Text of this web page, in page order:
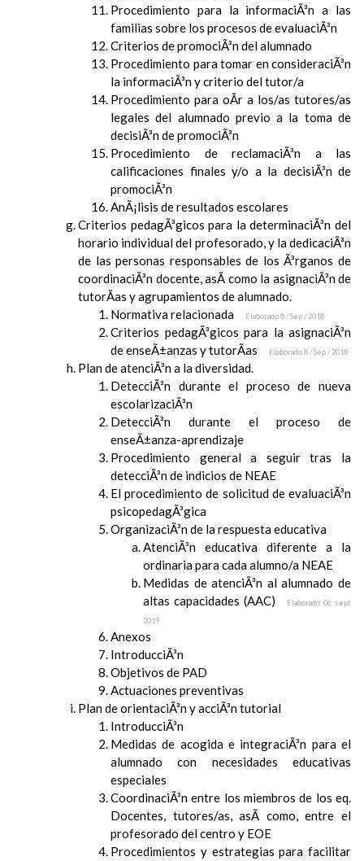
Procedimiento para la informaciÃ³n a las
familias sobre los procesos de evaluaciÃ³n
Criterios de promociÃ³n del alumnado
Procedimiento para tomar en consideraciÃ³n
la informaciÃ³n y criterio del tutor/a
Procedimiento para oÃ­r a los/as tutores/as
legales del alumnado previo a la toma de
decisiÃ³n de promociÃ³n
Procedimiento de reclamaciÃ³n a las
calificaciones finales y/o a la decisiÃ³n de
promociÃ³n
AnÃ¡lisis de resultados escolares
Criterios pedagÃ³gicos para la determinaciÃ³n del
horario individual del profesorado, y la dedicaciÃ³n
de las personas responsables de los Ã³rganos de
coordinaciÃ³n docente, asÃ­ como la asignaciÃ³n de
tutorÃ­as y agrupamientos de alumnado.
Normativa relacionada
Elaborado 8 / Sep / 2018
Criterios pedagÃ³gicos para la asignaciÃ³n
de enseÃ±anzas y tutorÃ­as
Elaborado 8 / Sep / 2018
Plan de atenciÃ³n a la diversidad.
DetecciÃ³n durante el proceso de nueva
escolarizaciÃ³n
DetecciÃ³n durante el proceso de
enseÃ±anza-aprendizaje
Procedimiento general a seguir tras la
detecciÃ³n de indicios de NEAE
El procedimiento de solicitud de evaluaciÃ³n
psicopedagÃ³gica
OrganizaciÃ³n de la respuesta educativa
AtenciÃ³n educativa diferente a la
ordinaria para cada alumno/a NEAE
Medidas de atenciÃ³n al alumnado de
altas capacidades (AAC)
Elaborado 06 sept
2019
Anexos
IntroducciÃ³n
Objetivos de PAD
Actuaciones preventivas
Plan de orientaciÃ³n y acciÃ³n tutorial
IntroducciÃ³n
Medidas de acogida e integraciÃ³n para el
alumnado con necesidades educativas
especiales
CoordinaciÃ³n entre los miembros de los eq.
Docentes, tutores/as, asÃ­ como, entre el
profesorado del centro y EOE
Procedimientos y estrategias para facilitar